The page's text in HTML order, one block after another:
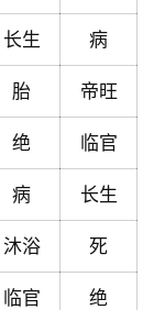
长生 病
胎 帝旺
绝 临官
病 长生
沐浴 死
临官 绝